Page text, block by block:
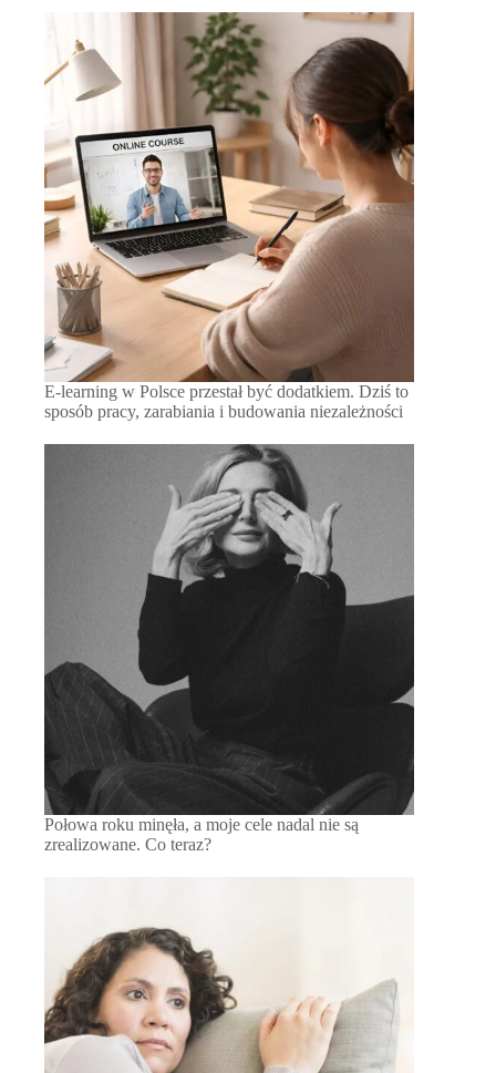
E-learning w Polsce przestał być dodatkiem. Dziś to
sposób pracy, zarabiania i budowania niezależności
Połowa roku minęła, a moje cele nadal nie są
zrealizowane. Co teraz?